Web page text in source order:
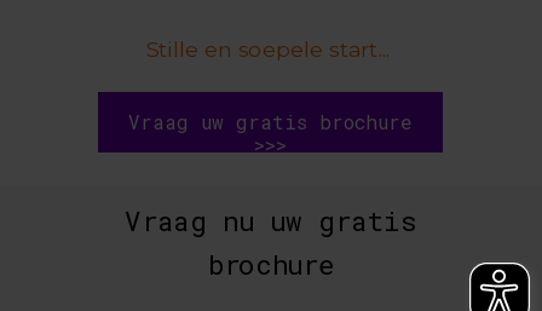
Stille en soepele start...
Vraag uw gratis brochure
>>>
Vraag nu uw gratis
brochure